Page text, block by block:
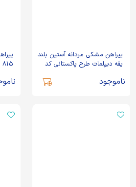
پیراهن مشکی مردانه آستین بلند
یقه دیپلمات طرح پاکستانی کد
ناموجود
815